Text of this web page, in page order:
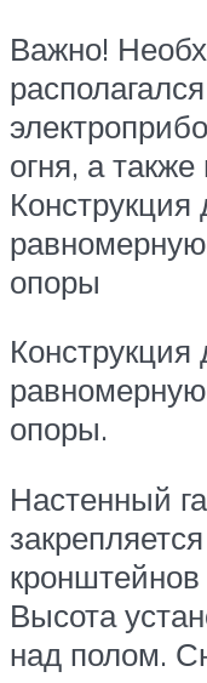
Важно!
огня, а
равномерную
опоры
равномерную
опоры.
Настенный
кронштейнов
Высота
над полом.